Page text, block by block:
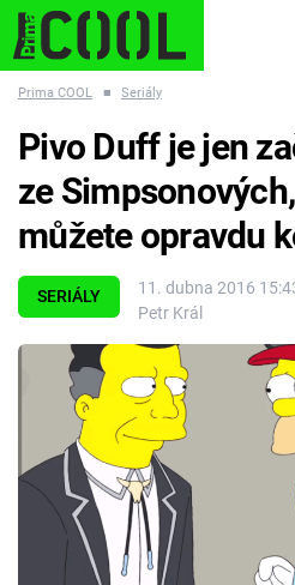
ESCAPE PLNEJ KOTEL
Témata
Filmy
Seriály
Hry
Cool Esport
Prima COOL ■ Seriály
SERIÁLY
11. dubna 2016
Petr Král
Pivo Duff je jen
ze
můžete opravdu